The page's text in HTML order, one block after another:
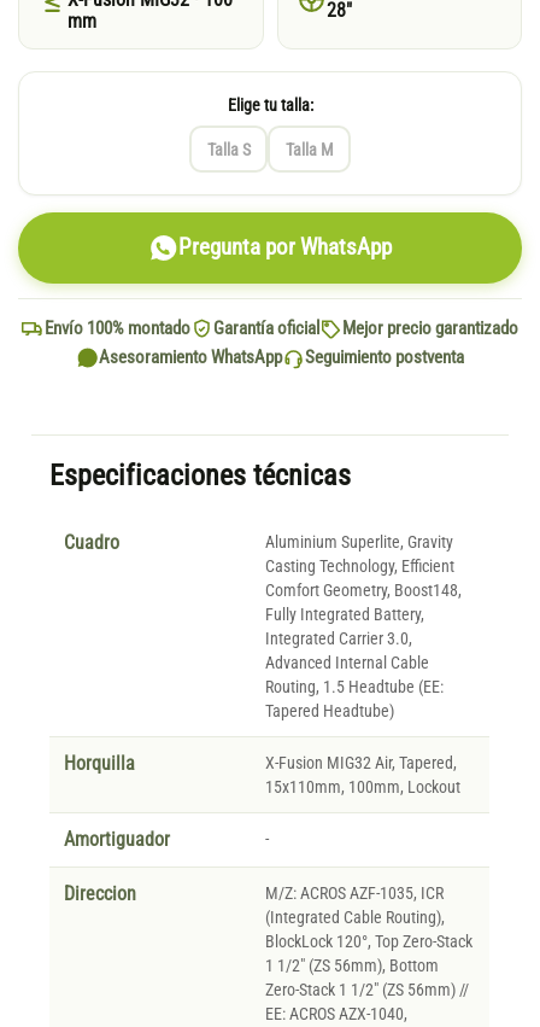
mm
28"
Elige tu talla:
Talla S Talla M
Pregunta por WhatsApp
Envío 100% montado Garantía oficial
Mejor precio garantizado
Asesoramiento WhatsApp
Seguimiento postventa
Especificaciones técnicas
Cuadro
Aluminium Superlite, Gravity
Casting Technology, Efficient
Comfort Geometry, Boost148,
Fully Integrated Battery,
Integrated Carrier 3.0,
Advanced Internal Cable
Routing, 1.5 Headtube (EE:
Tapered Headtube)
Horquilla
X-Fusion MIG32 Air, Tapered,
15x110mm, 100mm, Lockout
Amortiguador -
Direccion
M/Z: ACROS AZF-1035, ICR
(Integrated Cable Routing),
BlockLock 120°, Top Zero-Stack
1 1/2" (ZS 56mm), Bottom
Zero-Stack 1 1/2" (ZS 56mm) //
EE: ACROS AZX-1040,